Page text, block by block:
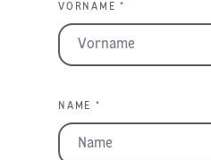
VORNAME *
NAME *